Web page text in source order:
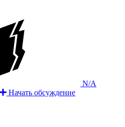
N/A
Начать обсуждение